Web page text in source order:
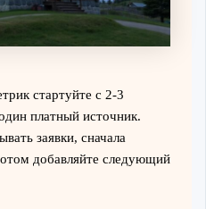
стартуйте с 2-3
платный источник.
заявки, сначала
добавляйте следующий